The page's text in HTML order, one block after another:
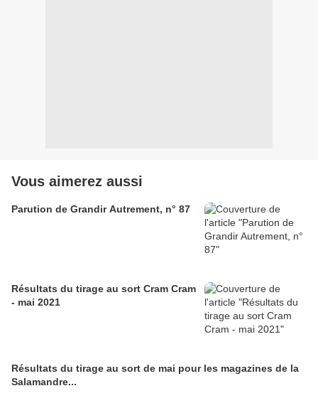
Vous aimerez aussi
Parution de Grandir Autrement, n° 87
Résultats du tirage au sort Cram Cram
- mai 2021
Résultats du tirage au sort de mai pour les magazines de la
Salamandre...